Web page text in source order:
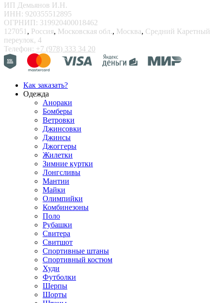
ИП Демьянов И.Н.
ИНН: 920355512895
ОГРНИП: 319920400018462
127051 , Россия, Московская обл., Москва, Средний Каретный
переулок, 4
Телефон: +7 (978) 333 34 20
Как заказать?
Одежда
Анораки
Бомберы
Ветровки
Джинсовки
Джинсы
Джоггеры
Жилетки
Зимние куртки
Лонгсливы
Мантии
Майки
Олимпийки
Комбинезоны
Поло
Рубашки
Свитера
Свитшот
Спортивные штаны
Спортивный костюм
Худи
Футболки
Шерпы
Шорты